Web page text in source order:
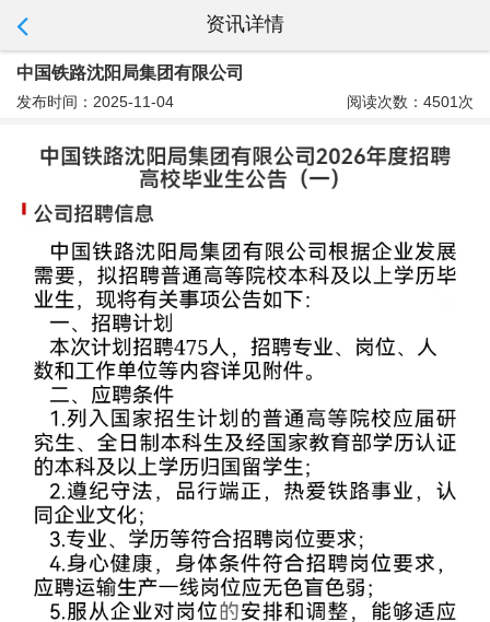
资讯详情
中国铁路沈阳局集团有限公司
发布时间：2025-11-04 阅读次数：4501次